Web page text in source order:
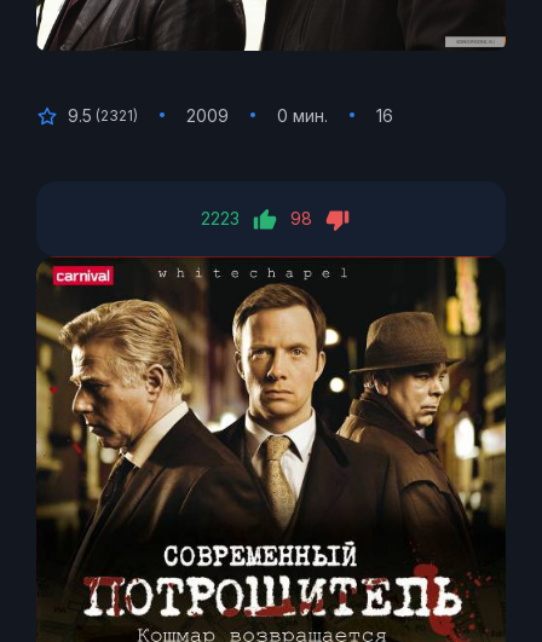
9.5 (2321) 2009 0 мин. 16
2223 98